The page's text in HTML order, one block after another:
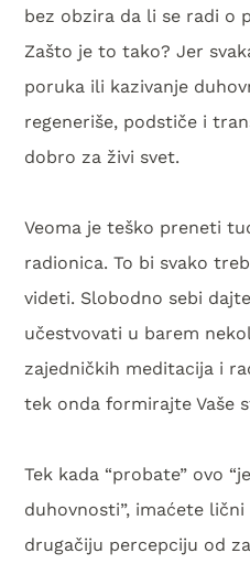
bez obzira da li se radi o
Zašto je to tako? Jer
poruka ili kazivanje
regeneriše, podstiče i
dobro za živi svet.
Veoma je teško preneti
radionica. To bi svako
videti. Slobodno sebi
učestvovati u barem
zajedničkih meditacija i
tek onda formirajte Vaše
Tek kada “probate” ovo
duhovnosti”, imaćete
drugačiju percepciju od